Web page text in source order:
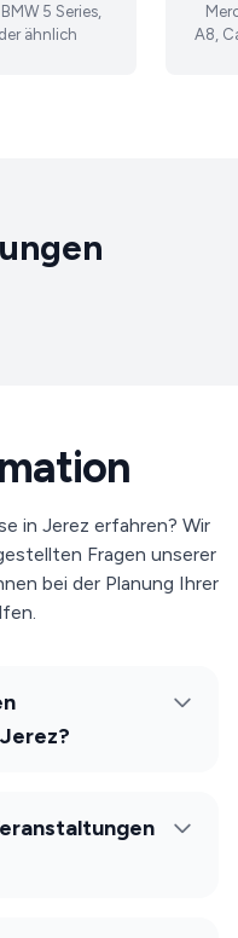
5 Series,
ähnlich
A8,
in Jerez erfahren? Wir
Fragen unserer
bei der Planung Ihrer